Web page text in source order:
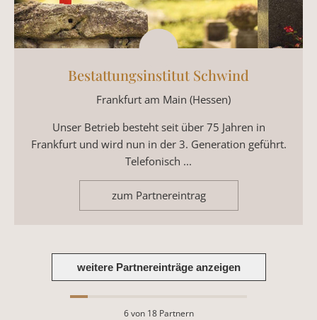
Bestattungsinstitut Schwind
Frankfurt am Main (Hessen)
Unser Betrieb besteht seit über 75 Jahren in
Frankfurt und wird nun in der 3. Generation geführt.
Telefonisch ...
zum Partnereintrag
weitere Partnereinträge anzeigen
6von 18 Partnern